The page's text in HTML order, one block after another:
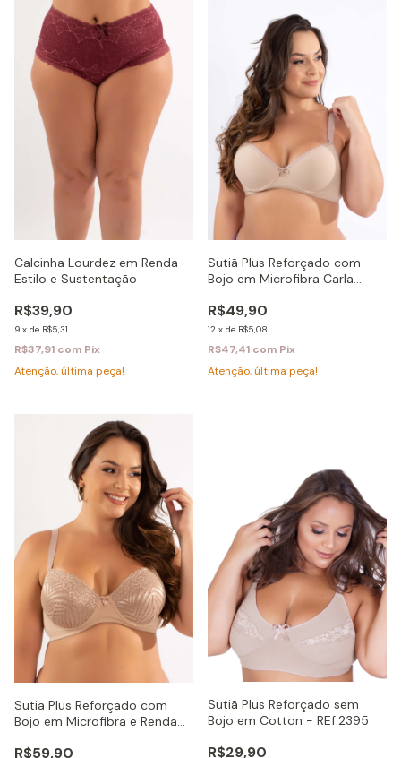
Calcinha Lourdez em Renda
Estilo e Sustentação
R$39,90
9 x de R$5,31
R$37,91 com Pix
Atenção, última peça!
Sutiã Plus Reforçado com
Bojo em Microfibra Carla
R$49,90
12 x de R$5,08
R$47,41 com Pix
Atenção, última peça!
Sutiã Plus Reforçado com
Bojo em Microfibra e Renda
R$59,90
Sutiã Plus Reforçado sem
Bojo em Cotton - REf:2395
R$29,90